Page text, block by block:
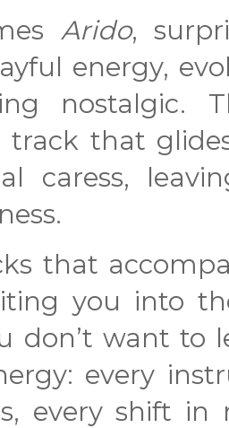
Arido,
energy,
nostalgic.
track that
caress,
that
you into
don’t want to
every
every shift in